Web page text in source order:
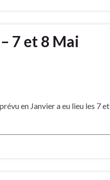
7 et 8 Mai
en Janvier a eu lieu les 7 et